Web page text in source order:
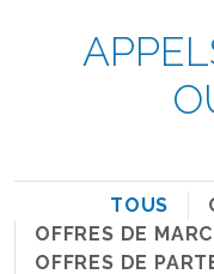
TOUS
OFFRES DE
OFFRES DE